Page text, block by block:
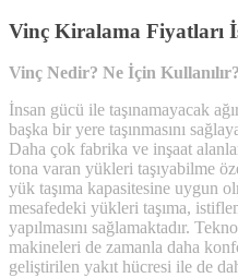
Vinç Kiralama Fiyatları
Vinç Nedir? Ne İçin Kullanılır?
İnsan gücü ile taşınamayacak
başka bir yere taşınmasını
Daha çok fabrika ve inşaat
tona varan yükleri taşıyabilme
yük taşıma kapasitesine uygun
mesafedeki yükleri taşıma,
yapılmasını sağlamaktadır.
makineleri de zamanla daha
geliştirilen yakıt hücresi ile de